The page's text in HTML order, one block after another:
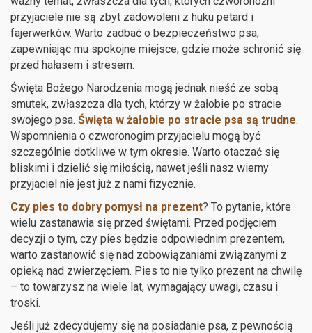
przyjaciele nie są zbyt zadowoleni z huku petard i
fajerwerków. Warto zadbać o bezpieczeństwo psa,
zapewniając mu spokojne miejsce, gdzie może schronić się
przed hałasem i stresem.
Święta Bożego Narodzenia mogą jednak nieść ze sobą
smutek, zwłaszcza dla tych, którzy w żałobie po stracie
swojego psa. Święta w żałobie po stracie psa są trudne.
Wspomnienia o czworonogim przyjacielu mogą być
szczególnie dotkliwe w tym okresie. Warto otaczać się
bliskimi i dzielić się miłością, nawet jeśli nasz wierny
przyjaciel nie jest już z nami fizycznie.
Czy pies to dobry pomysł na prezent? To pytanie, które
wielu zastanawia się przed świętami. Przed podjęciem
decyzji o tym, czy pies będzie odpowiednim prezentem,
warto zastanowić się nad zobowiązaniami związanymi z
opieką nad zwierzęciem. Pies to nie tylko prezent na chwilę
– to towarzysz na wiele lat, wymagający uwagi, czasu i
troski.
Jeśli już zdecydujemy się na posiadanie psa, z pewnością